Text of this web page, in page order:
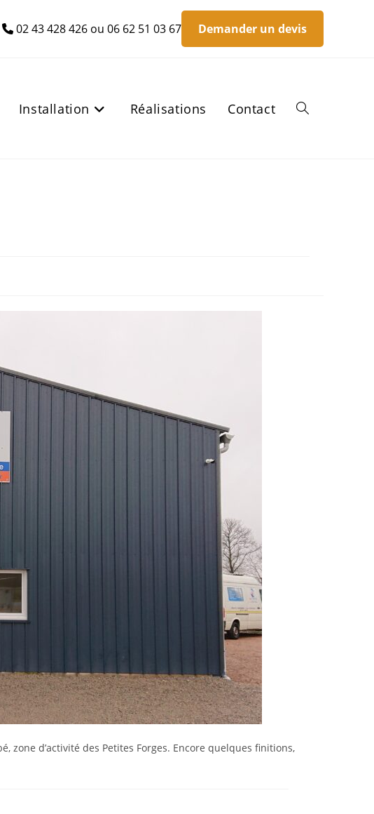
02 43 428 426 ou 06 62 51 03 67 Demander un devis
Installation Réalisations Contact Toggle
zone d’activité des Petites Forges. Encore quelques finitions,